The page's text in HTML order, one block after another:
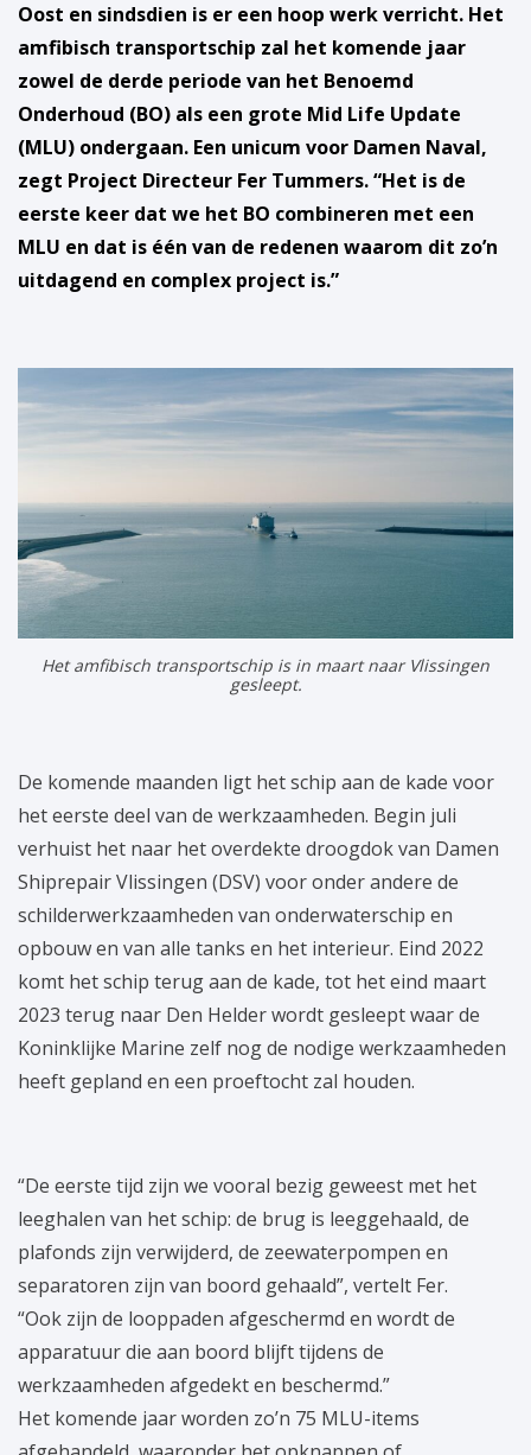
Oost en sindsdien is er een hoop werk verricht. Het
amfibisch transportschip zal het komende jaar
zowel de derde periode van het Benoemd
Onderhoud (BO) als een grote Mid Life Update
(MLU) ondergaan. Een unicum voor Damen Naval,
zegt Project Directeur Fer Tummers. “Het is de
eerste keer dat we het BO combineren met een
MLU en dat is één van de redenen waarom dit zo’n
uitdagend en complex project is.”
Het amfibisch transportschip is in maart naar Vlissingen
gesleept.
De komende maanden ligt het schip aan de kade voor
het eerste deel van de werkzaamheden. Begin juli
verhuist het naar het overdekte droogdok van Damen
Shiprepair Vlissingen (DSV) voor onder andere de
schilderwerkzaamheden van onderwaterschip en
opbouw en van alle tanks en het interieur. Eind 2022
komt het schip terug aan de kade, tot het eind maart
2023 terug naar Den Helder wordt gesleept waar de
Koninklijke Marine zelf nog de nodige werkzaamheden
heeft gepland en een proeftocht zal houden.
“De eerste tijd zijn we vooral bezig geweest met het
leeghalen van het schip: de brug is leeggehaald, de
plafonds zijn verwijderd, de zeewaterpompen en
separatoren zijn van boord gehaald”, vertelt Fer.
“Ook zijn de looppaden afgeschermd en wordt de
apparatuur die aan boord blijft tijdens de
werkzaamheden afgedekt en beschermd.”
Het komende jaar worden zo’n 75 MLU-items